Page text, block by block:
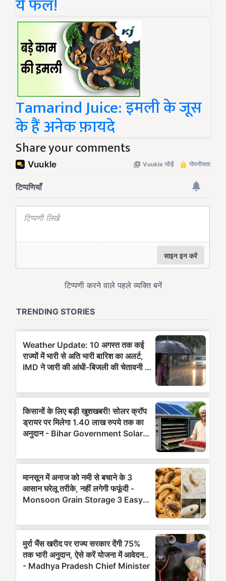
ये फल!
Tamarind Juice: इमली के जूस
के हैं अनेक फ़ायदे
Share your comments